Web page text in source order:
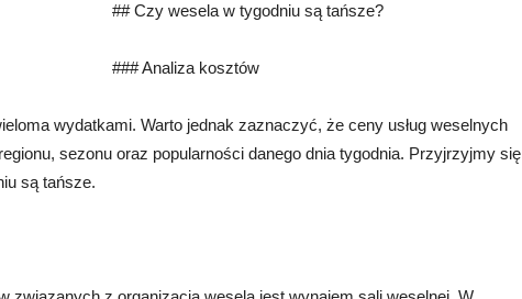
## Czy wesela w tygodniu są tańsze?
### Analiza kosztów
wydatkami. Warto jednak zaznaczyć, że ceny usług weselnych
sezonu oraz popularności danego dnia tygodnia. Przyjrzyjmy się
są tańsze.